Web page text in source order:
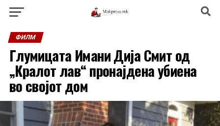
ФИЛМ
Глумицата Имани Дија Смит од
„Кралот лав“ пронајдена убиена
во својот дом